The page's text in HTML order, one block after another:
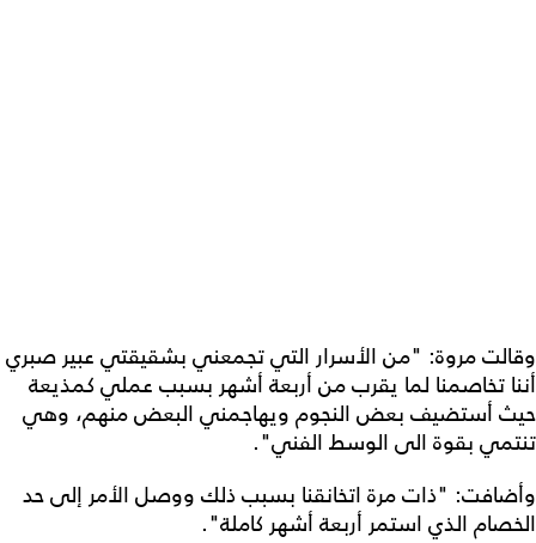
وقالت مروة: "من الأسرار التي تجمعني بشقيقتي عبير صبري
أننا تخاصمنا لما يقرب من أربعة أشهر بسبب عملي كمذيعة
حيث أستضيف بعض النجوم ويهاجمني البعض منهم، وهي
تنتمي بقوة الى الوسط الفني".
وأضافت: "ذات مرة اتخانقنا بسبب ذلك ووصل الأمر إلى حد
الخصام الذي استمر أربعة أشهر كاملة".